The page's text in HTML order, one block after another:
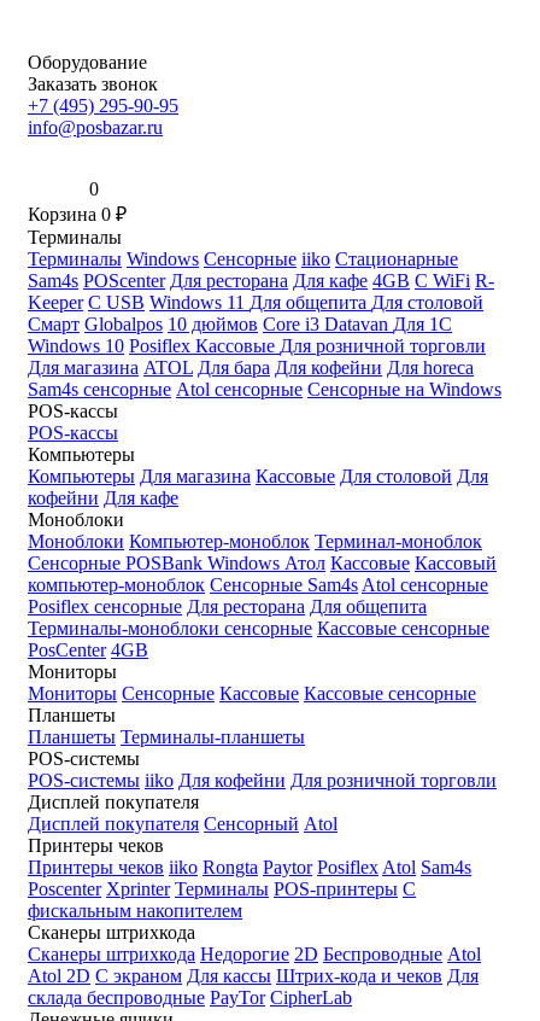
Оборудование
Заказать звонок
+7 (495) 295-90-95
info@posbazar.ru
0
Корзина 0 ₽
Терминалы
Терминалы Windows Сенсорные iiko Стационарные
Sam4s POScenter Для ресторана Для кафе 4GB С WiFi R-
Keeper С USB Windows 11 Для общепита Для столовой
Смарт Globalpos 10 дюймов Core i3 Datavan Для 1С
Windows 10 Posiflex Кассовые Для розничной торговли
Для магазина ATOL Для бара Для кофейни Для horeca
Sam4s сенсорные Atol сенсорные Сенсорные на Windows
POS-кассы
POS-кассы
Компьютеры
Компьютеры Для магазина Кассовые Для столовой Для
кофейни Для кафе
Моноблоки
Моноблоки Компьютер-моноблок Терминал-моноблок
Сенсорные POSBank Windows Атол Кассовые Кассовый
компьютер-моноблок Сенсорные Sam4s Atol сенсорные
Posiflex сенсорные Для ресторана Для общепита
Терминалы-моноблоки сенсорные Кассовые сенсорные
PosCenter 4GB
Мониторы
Мониторы Сенсорные Кассовые Кассовые сенсорные
Планшеты
Планшеты Терминалы-планшеты
POS-системы
POS-системы iiko Для кофейни Для розничной торговли
Дисплей покупателя
Дисплей покупателя Сенсорный Atol
Принтеры чеков
Принтеры чеков iiko Rongta Paytor Posiflex Atol Sam4s
Poscenter Xprinter Терминалы POS-принтеры С
фискальным накопителем
Сканеры штрихкода
Сканеры штрихкода Недорогие 2D Беспроводные Atol
Atol 2D С экраном Для кассы Штрих-кода и чеков Для
склада беспроводные PayTor CipherLab